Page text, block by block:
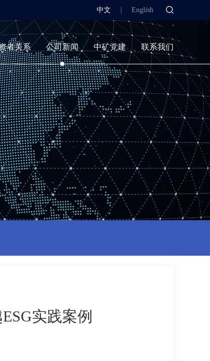
中文 English
者关系 公司新闻 中矿党建 联系我们
实践案例